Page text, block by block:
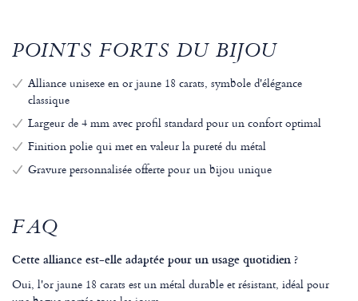
POINTS FORTS DU BIJOU
Alliance unisexe en or jaune 18 carats, symbole d'élégance
classique
Largeur de 4 mm avec profil standard pour un confort optimal
Finition polie qui met en valeur la pureté du métal
Gravure personnalisée offerte pour un bijou unique
FAQ
Cette alliance est-elle adaptée pour un usage quotidien ?
Oui, l'or jaune 18 carats est un métal durable et résistant, idéal pour